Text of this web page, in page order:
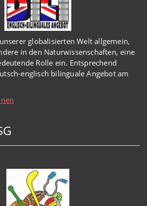
unserer globalisierten Welt allgemein,
in den Naturwissenschaften, eine
Rolle ein. Entsprechend
englisch bilinguale Angebot am